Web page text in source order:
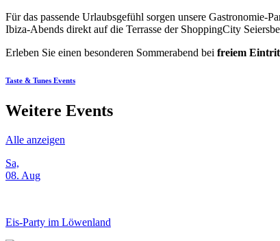
Für das passende Urlaubsgefühl sorgen unsere Gastronomie-
Ibiza-Abends direkt auf die Terrasse der ShoppingCity
Erleben Sie einen besonderen Sommerabend bei freiem
Taste & Tunes Events
Weitere Events
Alle anzeigen
Sa,
08. Aug
Eis-Party im Löwenland